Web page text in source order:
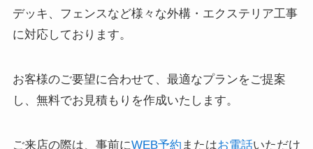
デッキ、フェンスなど様々な外構・エクステリア工事
に対応しております。
お客様のご要望に合わせて、最適なプランをご提案
し、無料でお見積もりを作成いたします。
ご来店の際は、事前にWEB予約 またはお電話いただけ